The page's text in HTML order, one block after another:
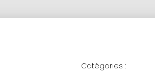
Catégories :